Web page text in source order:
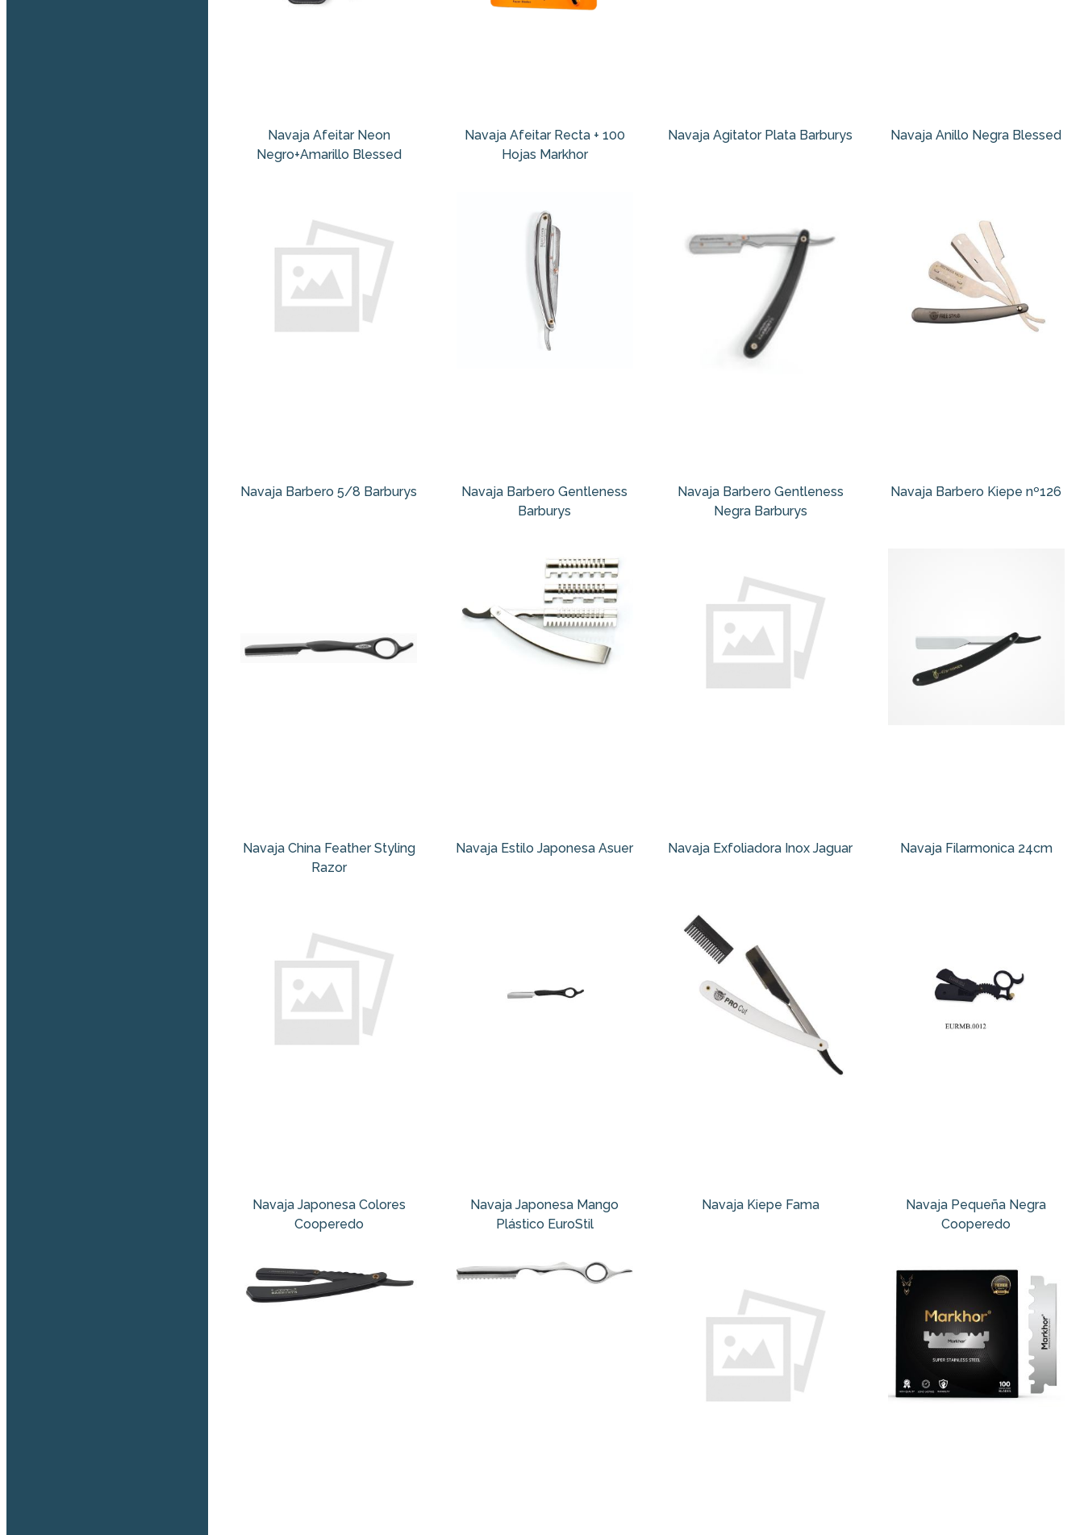
Navaja Afeitar Neon
Negro+Amarillo Blessed
Navaja Afeitar Recta + 100
Hojas Markhor
Navaja Agitator Plata Barburys Navaja Anillo Negra Blessed
Navaja Barbero 5/8 Barburys
Navaja Barbero Gentleness
Barburys
Navaja Barbero Gentleness
Negra Barburys
Navaja Barbero Kiepe nº126
Navaja China Feather Styling
Razor
Navaja Estilo Japonesa Asuer Navaja Exfoliadora Inox Jaguar Navaja Filarmonica 24cm
Navaja Japonesa Colores
Cooperedo
Navaja Japonesa Mango
Plástico EuroStil
Navaja Kiepe Fama
Navaja Pequeña Negra
Cooperedo